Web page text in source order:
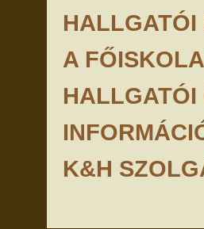
HALLGATÓI
A
HALLGATÓI
K&H